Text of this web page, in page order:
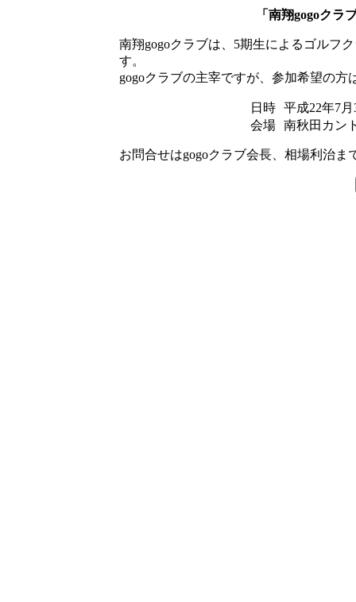
「南翔gogoクラ
南翔gogoクラブは、5期生によるゴルフ
す。
gogoクラブの主宰ですが、参加希望の
日時 平成22年7
会場 南秋田カン
お問合せはgogoクラブ会長、相場利治ま